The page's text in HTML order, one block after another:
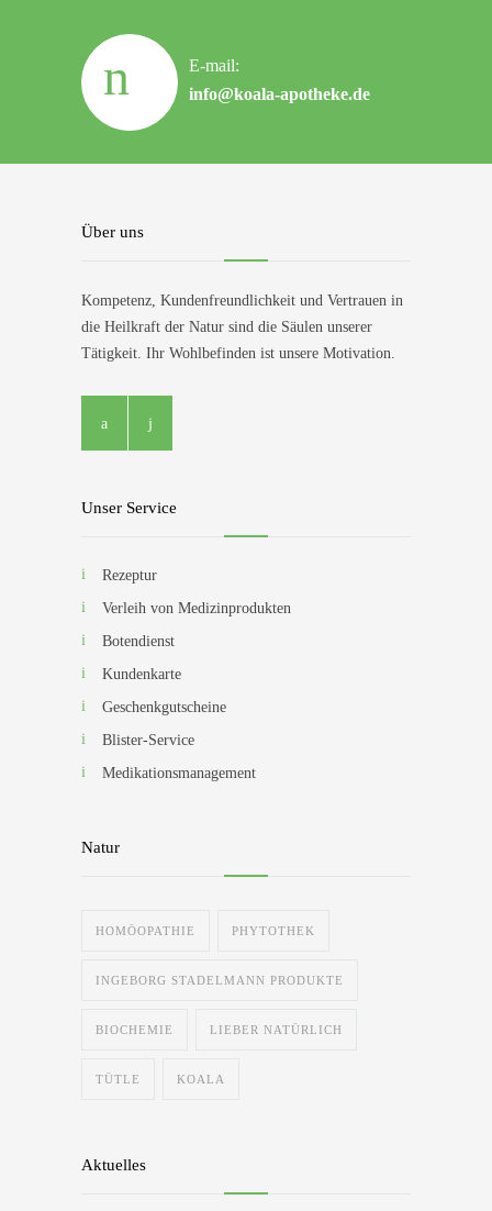
E-mail:
info@koala-apotheke.de
Über uns
Kompetenz, Kundenfreundlichkeit und Vertrauen in
die Heilkraft der Natur sind die Säulen unserer
Tätigkeit. Ihr Wohlbefinden ist unsere Motivation.
Unser Service
Rezeptur
Verleih von Medizinprodukten
Botendienst
Kundenkarte
Geschenkgutscheine
Blister-Service
Medikationsmanagement
Natur
HOMÖOPATHIE PHYTOTHEK
INGEBORG STADELMANN PRODUKTE
BIOCHEMIE LIEBER NATÜRLICH
TÜTLE KOALA
Aktuelles